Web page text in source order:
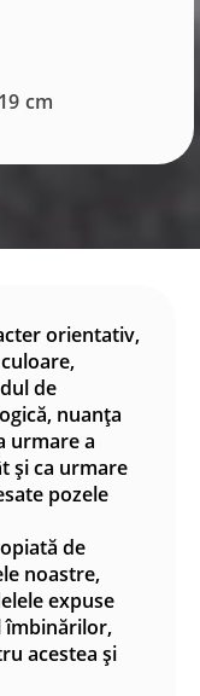
cm
orientativ,
de
nuanța
urmare a
și ca urmare
pozele
de
noastre,
expuse
îmbinărilor,
acestea și